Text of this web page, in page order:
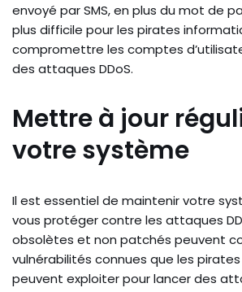
envoyé par SMS, en plus du mot de
plus difficile pour les pirates
compromettre les comptes
des attaques DDoS.
Mettre à jour
votre système
Il est essentiel de maintenir votre
vous protéger contre les attaques
obsolètes et non patchés peuvent
vulnérabilités connues que les
peuvent exploiter pour lancer des